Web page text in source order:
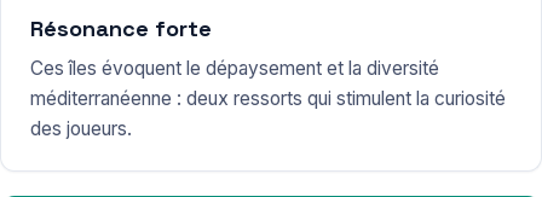
Résonance forte
Ces îles évoquent le dépaysement et la diversité
méditerranéenne : deux ressorts qui stimulent la curiosité
des joueurs.